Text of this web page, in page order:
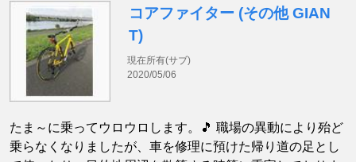
コアファイター (その他 GIAN
T)
現在所有(サブ)
2020/05/06
たま～に乗ってウロウロします。🎵 職場の異動により殆ど
乗らなくなりましたが、車を修理に預けた帰り道の足とし